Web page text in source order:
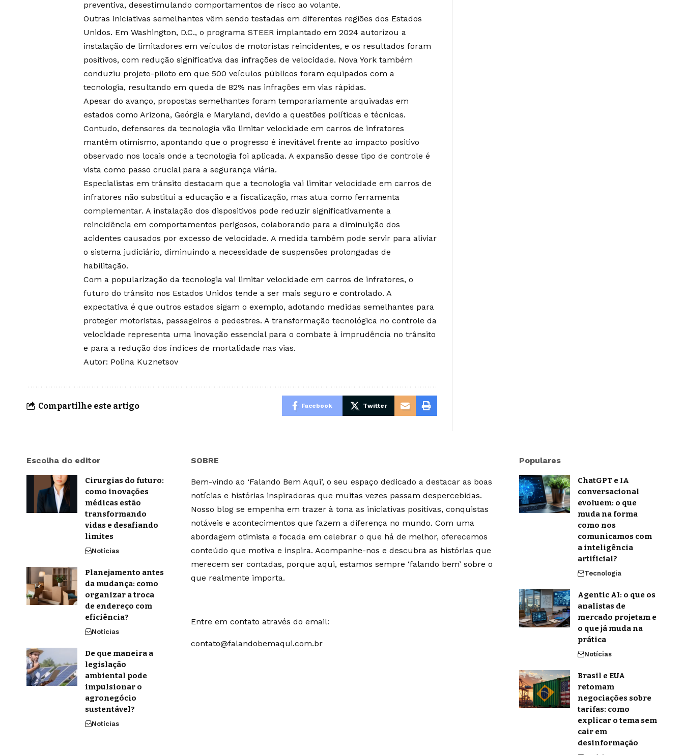
preventiva, desestimulando comportamentos de risco ao volante.
Outras iniciativas semelhantes vêm sendo testadas em diferentes regiões dos Estados
Unidos. Em Washington, D.C., o programa STEER implantado em 2024 autorizou a
instalação de limitadores em veículos de motoristas reincidentes, e os resultados foram
positivos, com redução significativa das infrações de velocidade. Nova York também
conduziu projeto-piloto em que 500 veículos públicos foram equipados com a
tecnologia, resultando em queda de 82% nas infrações em vias rápidas.
Apesar do avanço, propostas semelhantes foram temporariamente arquivadas em
estados como Arizona, Geórgia e Maryland, devido a questões políticas e técnicas.
Contudo, defensores da tecnologia vão limitar velocidade em carros de infratores
mantêm otimismo, apontando que o progresso é inevitável frente ao impacto positivo
observado nos locais onde a tecnologia foi aplicada. A expansão desse tipo de controle é
vista como passo crucial para a segurança viária.
Especialistas em trânsito destacam que a tecnologia vai limitar velocidade em carros de
infratores não substitui a educação e a fiscalização, mas atua como ferramenta
complementar. A instalação dos dispositivos pode reduzir significativamente a
reincidência em comportamentos perigosos, colaborando para a diminuição dos
acidentes causados por excesso de velocidade. A medida também pode servir para aliviar
o sistema judiciário, diminuindo a necessidade de suspensões prolongadas de
habilitação.
Com a popularização da tecnologia vai limitar velocidade em carros de infratores, o
futuro do trânsito nos Estados Unidos tende a ser mais seguro e controlado. A
expectativa é que outros estados sigam o exemplo, adotando medidas semelhantes para
proteger motoristas, passageiros e pedestres. A transformação tecnológica no controle da
velocidade representa uma inovação essencial para o combate à imprudência no trânsito
e para a redução dos índices de mortalidade nas vias.
Autor: Polina Kuznetsov
Compartilhe este artigo Facebook Twitter
Escolha do editor
Cirurgias do futuro:
como inovações
médicas estão
transformando
vidas e desafiando
limites
Notícias
Planejamento antes
da mudança: como
organizar a troca
de endereço com
eficiência?
Notícias
De que maneira a
legislação
ambiental pode
impulsionar o
agronegócio
sustentável?
Notícias
SOBRE
Bem-vindo ao ‘Falando Bem Aqui’, o seu espaço dedicado a destacar as boas
notícias e histórias inspiradoras que muitas vezes passam despercebidas.
Nosso blog se empenha em trazer à tona as iniciativas positivas, conquistas
notáveis e acontecimentos que fazem a diferença no mundo. Com uma
abordagem otimista e focada em celebrar o que há de melhor, oferecemos
conteúdo que motiva e inspira. Acompanhe-nos e descubra as histórias que
merecem ser contadas, porque aqui, estamos sempre ‘falando bem’ sobre o
que realmente importa.
Entre em contato através do email:
contato@falandobemaqui.com.br
Populares
ChatGPT e IA
conversacional
evoluem: o que
muda na forma
como nos
comunicamos com
a inteligência
artificial?
Tecnologia
Agentic AI: o que os
analistas de
mercado projetam e
o que já muda na
prática
Notícias
Brasil e EUA
retomam
negociações sobre
tarifas: como
explicar o tema sem
cair em
desinformação